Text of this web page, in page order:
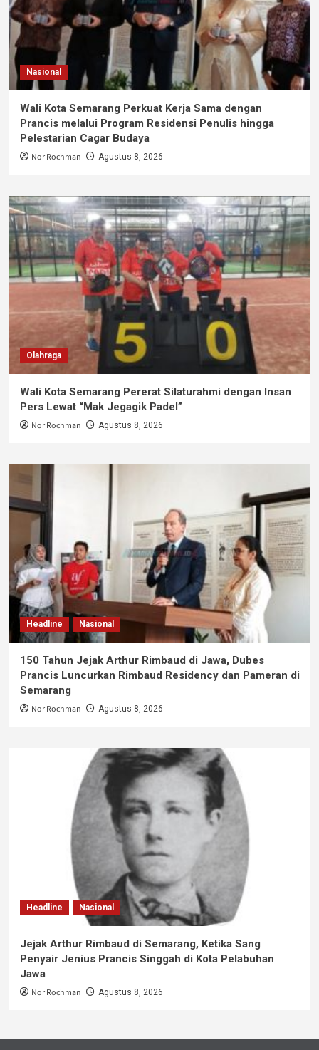
Nasional
Wali Kota Semarang Perkuat Kerja Sama dengan
Prancis melalui Program Residensi Penulis hingga
Pelestarian Cagar Budaya
Nor Rochman Agustus 8, 2026
Olahraga
Wali Kota Semarang Pererat Silaturahmi dengan Insan
Pers Lewat “Mak Jegagik Padel”
Nor Rochman Agustus 8, 2026
Headline Nasional
150 Tahun Jejak Arthur Rimbaud di Jawa, Dubes
Prancis Luncurkan Rimbaud Residency dan Pameran di
Semarang
Nor Rochman Agustus 8, 2026
Headline Nasional
Jejak Arthur Rimbaud di Semarang, Ketika Sang
Penyair Jenius Prancis Singgah di Kota Pelabuhan
Jawa
Nor Rochman Agustus 8, 2026